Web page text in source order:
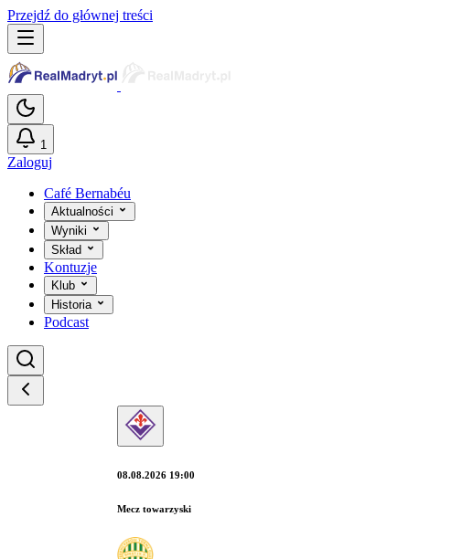
Przejdź do głównej treści
1
Zaloguj
Café Bernabéu
Aktualności
Wyniki
Skład
Kontuzje
Klub
Historia
Podcast
08.08.2026 19:00
Mecz towarzyski